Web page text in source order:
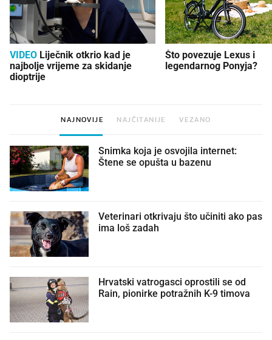
VIDEO
najbolje vrijeme za skidanje
dioptrije
Što povezuje Lexus i
legendarnog Ponyja?
NAJNOVIJE NAJČITANIJE VEZANO
Snimka koja je osvojila internet:
Štene se opušta u bazenu
Veterinari otkrivaju što učiniti ako pas
ima loš zadah
Hrvatski vatrogasci oprostili se od
Rain, pionirke potražnih K-9 timova